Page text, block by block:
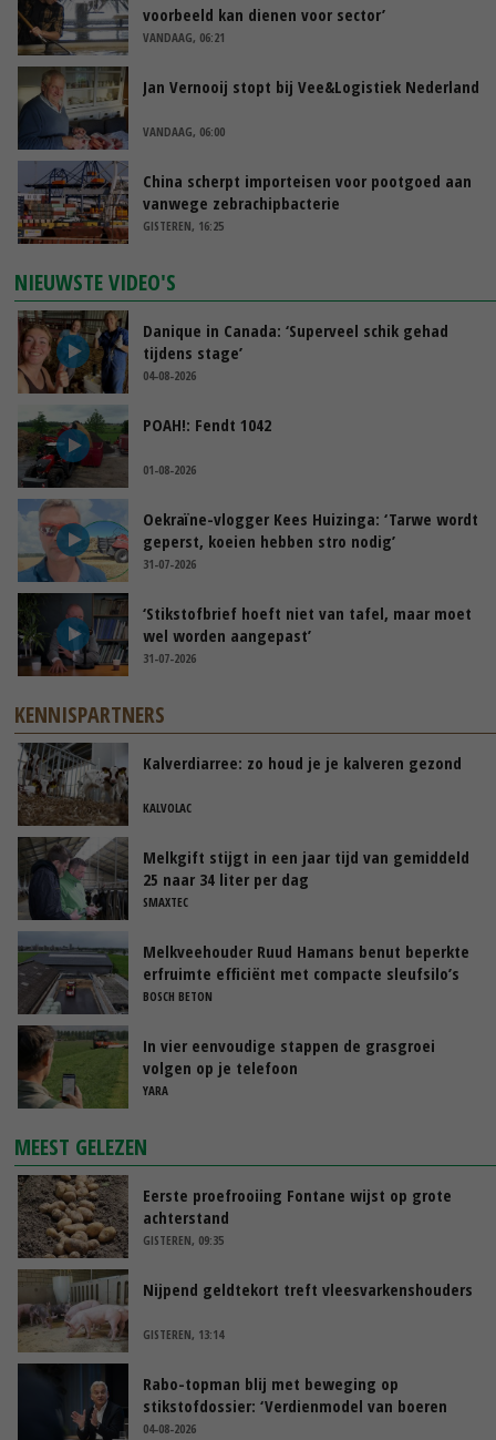
voorbeeld kan dienen voor sector’
VANDAAG, 06:21
Jan Vernooij stopt bij Vee&Logistiek Nederland
VANDAAG, 06:00
China scherpt importeisen voor pootgoed aan
vanwege zebrachipbacterie
GISTEREN, 16:25
NIEUWSTE VIDEO'S
Danique in Canada: ‘Superveel schik gehad
tijdens stage’
04-08-2026
POAH!: Fendt 1042
01-08-2026
Oekraïne-vlogger Kees Huizinga: ‘Tarwe wordt
geperst, koeien hebben stro nodig’
31-07-2026
‘Stikstofbrief hoeft niet van tafel, maar moet
wel worden aangepast’
31-07-2026
KENNISPARTNERS
Kalverdiarree: zo houd je je kalveren gezond
KALVOLAC
Melkgift stijgt in een jaar tijd van gemiddeld
25 naar 34 liter per dag
SMAXTEC
Melkveehouder Ruud Hamans benut beperkte
erfruimte efficiënt met compacte sleufsilo’s
BOSCH BETON
In vier eenvoudige stappen de grasgroei
volgen op je telefoon
YARA
MEEST GELEZEN
Eerste proefrooiing Fontane wijst op grote
achterstand
GISTEREN, 09:35
Nijpend geldtekort treft vleesvarkenshouders
GISTEREN, 13:14
Rabo-topman blij met beweging op
stikstofdossier: ‘Verdienmodel van boeren
blijft cruciaal’
04-08-2026